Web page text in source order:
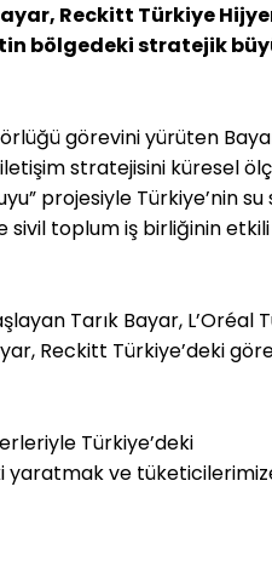
Reckitt Türkiye
bölgedeki stratejik
görevini yürüten
iletişim stratejisini küresel
projesiyle Türkiye’nin
sivil toplum iş birliğinin
Tarık Bayar, L’Oréal
Reckitt Türkiye’deki
Türkiye’deki
yaratmak ve